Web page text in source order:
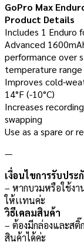
GoPro Max
Product Details
Includes 1 Enduro
Advanced
performance over
temperature range
Improves cold-
14°F (-10°C)
Increases
swapping
Use as a spare or
—
เงื่อนไขการรับประ
– หากบวมหรือใช้ง
ให้เเทนค่ะ
วิธีเคลมสินค้า
– ต้องมีกล่องและสติ๊
สินค้าได้ค่ะ